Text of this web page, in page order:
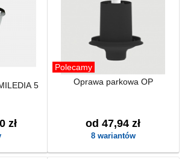
5
zł
Polecamy
Oprawa parkowa OP
od 47,94 zł
8 wariantów